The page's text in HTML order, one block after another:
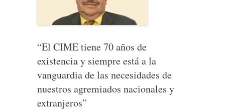
“El CIME tiene 70 años de
existencia y siempre está a la
vanguardia de las necesidades de
nuestros agremiados nacionales y
extranjeros”